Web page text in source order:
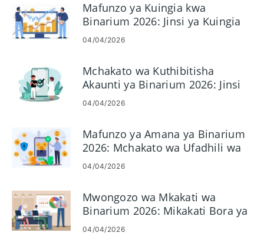
Mafunzo ya Kuingia kwa
Binarium 2026: Jinsi ya Kuingia
na Kurekebisha Masuala ya
Kuingia
04/04/2026
Mchakato wa Kuthibitisha
Akaunti ya Binarium 2026: Jinsi
ya Kukamilisha KYC kwa Urahisi
04/04/2026
Mafunzo ya Amana ya Binarium
2026: Mchakato wa Ufadhili wa
Haraka na Rahisi
04/04/2026
Mwongozo wa Mkakati wa
Binarium 2026: Mikakati Bora ya
Biashara kwa Wafanyabiashara
Wapya
04/04/2026